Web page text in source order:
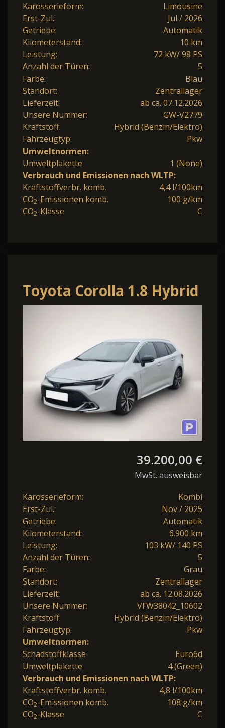
Karosserieform:
Limousine
Erst-Zul.:
Jul / 2026
Getriebe:
Automatik
Kilometerstand:
10 km
Leistung:
72 kW/ 98 PS
Anzahl der Türen:
5
Farbe:
Blau
Standort:
Zentrallager
Lieferzeit:
ab ca. 07.12.2026
Unsere Nummer:
GW-V2779
Kraftstoff:
Hybrid (Benzin/Elektro)
Fahrzeugtyp:
Pkw
Umweltnormen:
Umweltplakette
1 (None)
Verbrauch und Emissionen nach WLTP:
Kraftstoffverbr. komb.
4,4 l/100km
CO2-Emissionen komb.
100 g/km
CO2-Klasse C
Toyota Corolla 1.8 Hybrid
Touring Sports
39.200,00 €
MwSt. ausweisbar
Karosserieform:
Kombi
Erst-Zul.:
Nov / 2025
Getriebe:
Automatik
Kilometerstand:
6.900 km
Leistung:
103 kW/ 140 PS
Anzahl der Türen:
5
Farbe:
Grau
Standort:
Zentrallager
Lieferzeit:
ab ca. 12.08.2026
Unsere Nummer:
VFW38042_10602
Kraftstoff:
Hybrid (Benzin/Elektro)
Fahrzeugtyp:
Pkw
Umweltnormen:
Schadstoffklasse
Euro6d
Umweltplakette
4 (Green)
Verbrauch und Emissionen nach WLTP:
Kraftstoffverbr. komb.
4,8 l/100km
CO2-Emissionen komb.
108 g/km
CO2-Klasse C